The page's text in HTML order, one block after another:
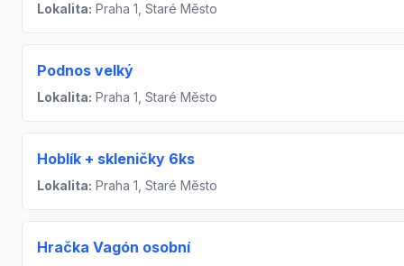
Lokalita: Praha 1, Staré Město
Podnos velký
Lokalita: Praha 1, Staré Město
Hoblík + skleničky 6ks
Lokalita: Praha 1, Staré Město
Hračka Vagón osobní